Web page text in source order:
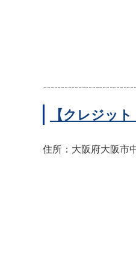
【クレジッ
住所：大阪府大阪市